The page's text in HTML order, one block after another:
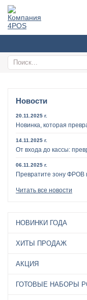
Новости
20.11.2025 г.
Новинка, которая
14.11.2025 г.
От входа до кассы:
06.11.2025 г.
Превратите зону ФРОВ
Читать все новости
НОВИНКИ ГОДА
ХИТЫ ПРОДАЖ
АКЦИЯ
ГОТОВЫЕ НАБОРЫ